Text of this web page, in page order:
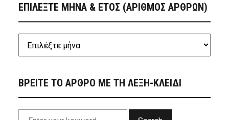
ΕΠΙΛΕΞΤΕ ΜΗΝΑ & ΕΤΟΣ (ΑΡΙΘΜΟΣ ΑΡΘΡΩΝ)
ΒΡΕΙΤΕ ΤΟ ΑΡΘΡΟ ΜΕ ΤΗ ΛΕΞΗ-ΚΛΕΙΔΙ